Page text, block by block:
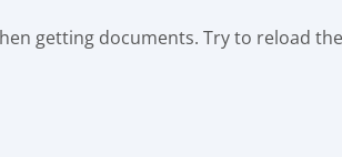
getting documents. Try to reload